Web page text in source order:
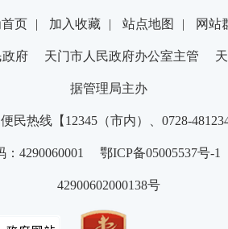
页 | 加入收藏 | 站点地图 | 网站
政府 天门市人民政府办公室主管 天
据管理局主办
民热线【12345（市内）、0728-
：4290060001 鄂ICP备05005537号
42900602000138号